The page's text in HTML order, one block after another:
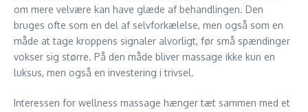
om mere velvære kan have glæde af behandlingen. Den
bruges ofte som en del af selvforkælelse, men også som en
måde at tage kroppens signaler alvorligt, før små spændinger
vokser sig større. På den måde bliver massage ikke kun en
luksus, men også en investering i trivsel.
Interessen for wellness massage hænger tæt sammen med et